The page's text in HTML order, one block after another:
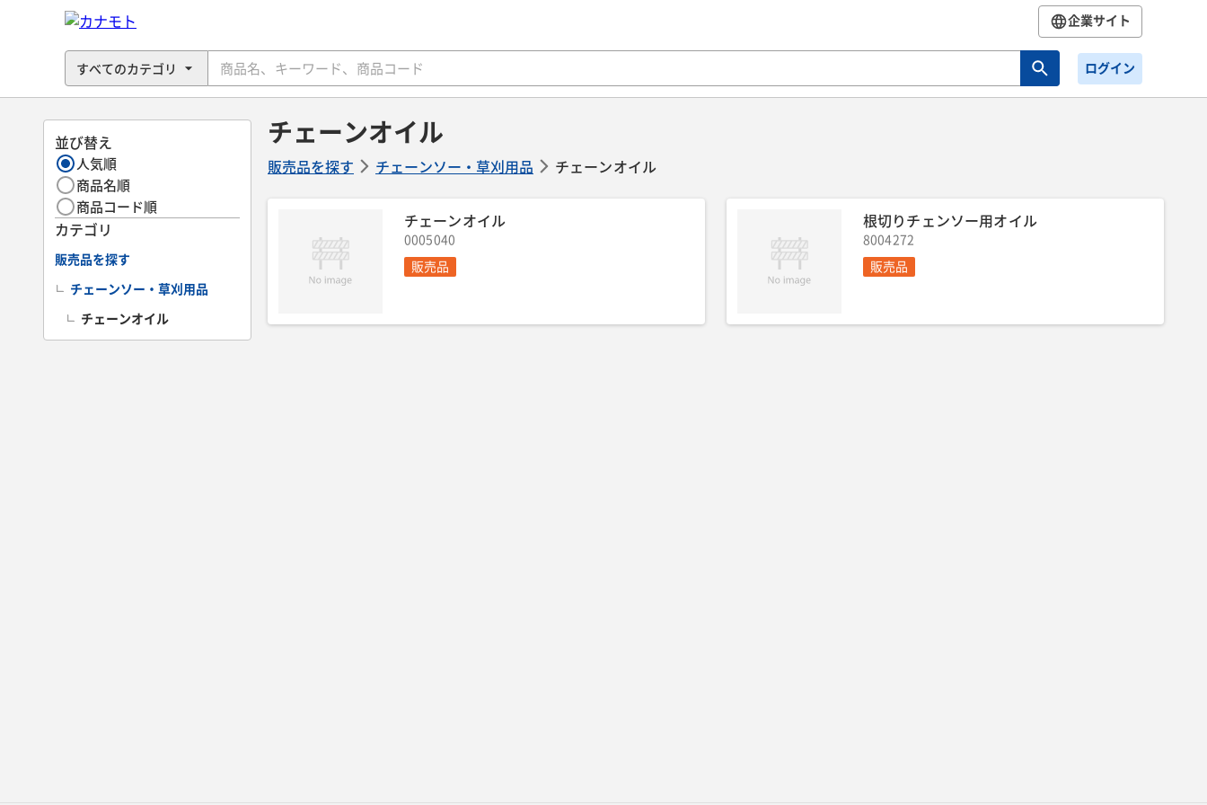
企業サイト
ログイン
並び替え
人気順
商品名順
商品コード順
カテゴリ
販売品を探す
チェーンソー・草刈用品
チェーンオイル
チェーンオイル
販売品を探す チェーンソー・草刈用品 チェーンオイル
チェーンオイル
0005040
販売品
根切りチェンソー用オイル
8004272
販売品